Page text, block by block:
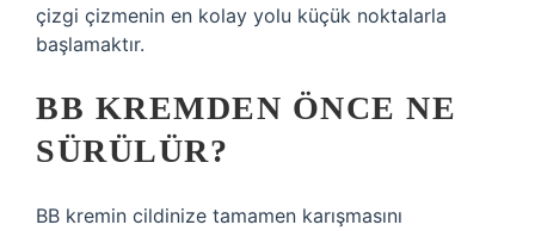
çizgi çizmenin en kolay yolu küçük noktalarla
başlamaktır.
BB KREMDEN ÖNCE NE
SÜRÜLÜR?
BB kremin cildinize tamamen karışmasını